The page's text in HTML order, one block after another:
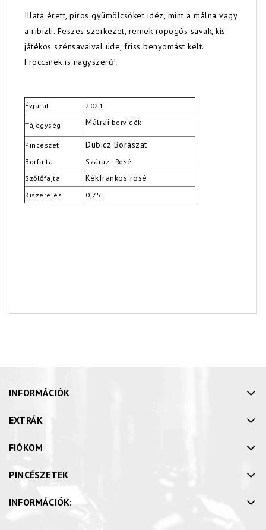
Illata érett, piros gyümölcsöket idéz, mint a málna vagy
a ribizli. Feszes szerkezet, remek ropogós savak, kis
játékos szénsavaival üde, friss benyomást kelt.
Fröccsnek is nagyszerű!
Évjárat 2021
Tájegység Mátrai borvidék
Pincészet Dubicz Borászat
Borfajta
Száraz - Rosé
Szőlőfajta
Kékfrankos rosé
Kiszerelés 0,75l
INFORMÁCIÓK
EXTRÁK
FIÓKOM
PINCÉSZETEK
INFORMÁCIÓK: